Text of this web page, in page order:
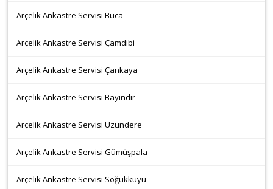
Arçelik Ankastre Servisi Buca
Arçelik Ankastre Servisi Çamdibi
Arçelik Ankastre Servisi Çankaya
Arçelik Ankastre Servisi Bayındır
Arçelik Ankastre Servisi Uzundere
Arçelik Ankastre Servisi Gümüşpala
Arçelik Ankastre Servisi Soğukkuyu